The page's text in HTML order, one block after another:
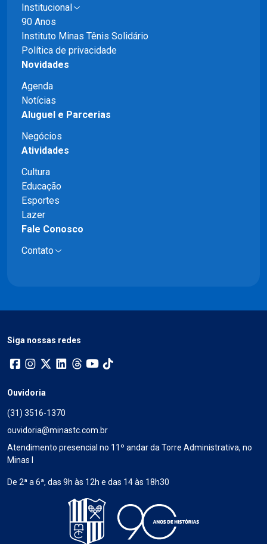
Institucional
90 Anos
Instituto Minas Tênis Solidário
Política de privacidade
Novidades
Agenda
Notícias
Aluguel e Parcerias
Negócios
Atividades
Cultura
Educação
Esportes
Lazer
Fale Conosco
Contato
Siga nossas redes
Ouvidoria
(31) 3516-1370
ouvidoria@minastc.com.br
Atendimento presencial no 11º andar da Torre Administrativa, no
Minas I
De 2ª a 6ª, das 9h às 12h e das 14 às 18h30